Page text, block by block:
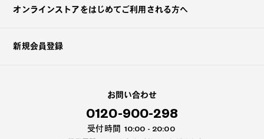
オンラインストアをはじめてご利用される方へ
新規会員登録
お問い合わせ
0120-900-298
受付時間 10:00 - 20:00